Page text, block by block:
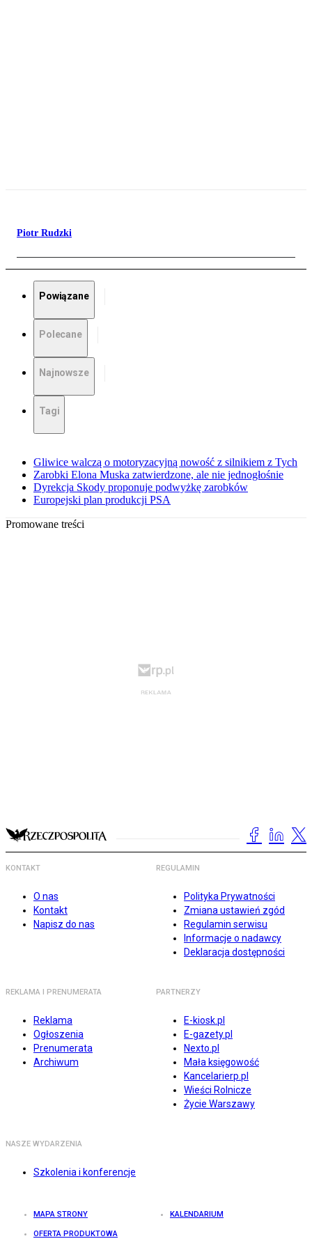
Piotr Rudzki
Powiązane
Polecane
Najnowsze
Tagi
Gliwice walczą o motoryzacyjną nowość z silnikiem z Tych
Zarobki Elona Muska zatwierdzone, ale nie jednogłośnie
Dyrekcja Skody proponuje podwyżkę zarobków
Europejski plan produkcji PSA
Promowane treści
KONTAKT
O nas
Kontakt
Napisz do nas
REGULAMIN
Polityka Prywatności
Zmiana ustawień zgód
Regulamin serwisu
Informacje o nadawcy
Deklaracja dostępności
REKLAMA I PRENUMERATA
Reklama
Ogłoszenia
Prenumerata
Archiwum
PARTNERZY
E-kiosk.pl
E-gazety.pl
Nexto.pl
Mała księgowość
Kancelarierp.pl
Wieści Rolnicze
Życie Warszawy
NASZE WYDARZENIA
Szkolenia i konferencje
MAPA STRONY KALENDARIUM
OFERTA PRODUKTOWA